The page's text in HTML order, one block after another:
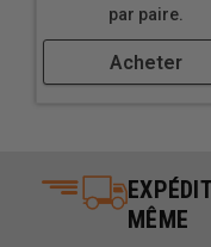
par paire.
Acheter
MÊME